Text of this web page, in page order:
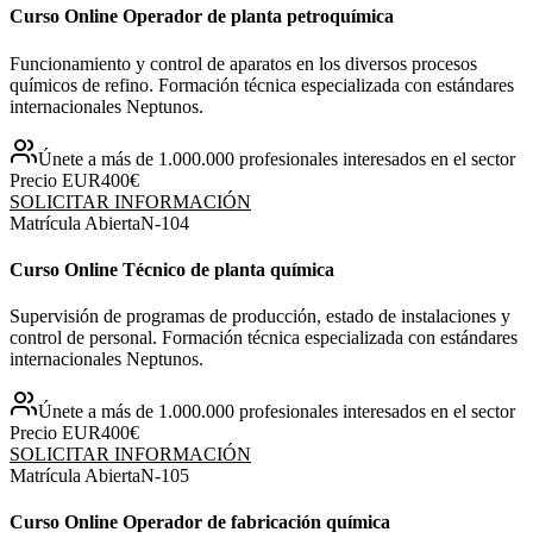
Curso Online Operador de planta petroquímica
Funcionamiento y control de aparatos en los diversos procesos
químicos de refino. Formación técnica especializada con estándares
internacionales Neptunos.
Únete a más de 1.000.000 profesionales interesados en el sector
Precio EUR400€
SOLICITAR INFORMACIÓN
Matrícula AbiertaN-104
Curso Online Técnico de planta química
Supervisión de programas de producción, estado de instalaciones y
control de personal. Formación técnica especializada con estándares
internacionales Neptunos.
Únete a más de 1.000.000 profesionales interesados en el sector
Precio EUR400€
SOLICITAR INFORMACIÓN
Matrícula AbiertaN-105
Curso Online Operador de fabricación química